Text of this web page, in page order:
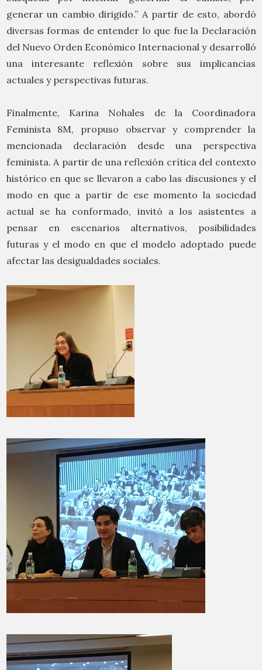
generar un cambio dirigido.” A partir de esto, abordó
diversas formas de entender lo que fue la Declaración
del Nuevo Orden Económico Internacional y desarrolló
una interesante reflexión sobre sus implicancias
actuales y perspectivas futuras.
Finalmente, Karina Nohales de la Coordinadora
Feminista 8M, propuso observar y comprender la
mencionada declaración desde una perspectiva
feminista. A partir de una reflexión crítica del contexto
histórico en que se llevaron a cabo las discusiones y el
modo en que a partir de ese momento la sociedad
actual se ha conformado, invitó a los asistentes a
pensar en escenarios alternativos, posibilidades
futuras y el modo en que el modelo adoptado puede
afectar las desigualdades sociales.